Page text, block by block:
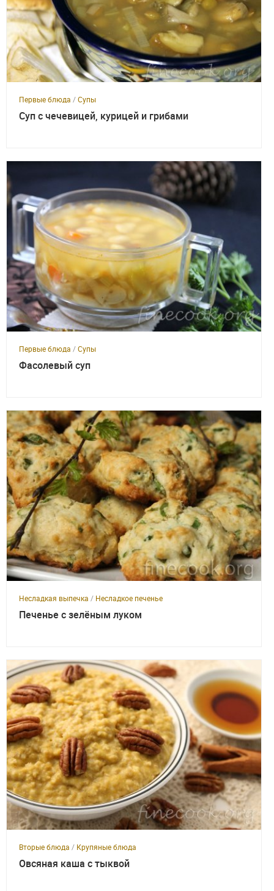
Первые блюда /Супы
Суп с чечевицей, курицей и грибами
Первые блюда /Супы
Фасолевый суп
Несладкая выпечка / Несладкое печенье
Печенье с зелёным луком
Вторые блюда / Крупяные блюда
Овсяная каша с тыквой